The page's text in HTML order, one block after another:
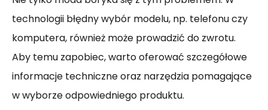
technologii błędny wybór modelu, np. telefonu czy
komputera, również może prowadzić do zwrotu.
Aby temu zapobiec, warto oferować szczegółowe
informacje techniczne oraz narzędzia pomagające
w wyborze odpowiedniego produktu.